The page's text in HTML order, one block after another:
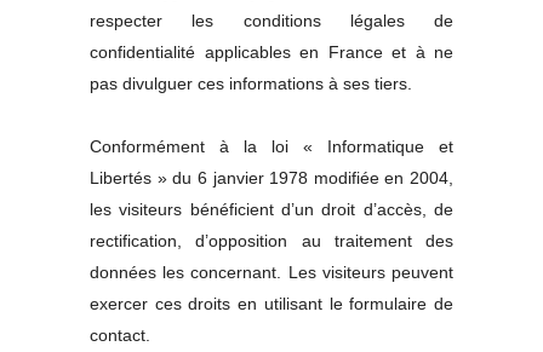
respecter les conditions légales de
confidentialité applicables en France et à ne
pas divulguer ces informations à ses tiers.
Conformément à la loi « Informatique et
Libertés » du 6 janvier 1978 modifiée en 2004,
les visiteurs bénéficient d’un droit d’accès, de
rectification, d’opposition au traitement des
données les concernant. Les visiteurs peuvent
exercer ces droits en utilisant le formulaire de
contact.